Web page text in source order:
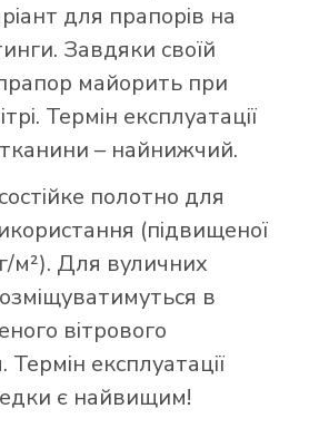
для прапорів на
Завдяки своїй
прапор майорить при
Термін експлуатації
тканини – найнижчий.
полотно для
(підвищеної
м²). Для вуличних
в
вітрового
експлуатації
є найвищим!